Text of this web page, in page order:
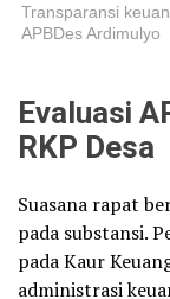
Transparansi
APBDes Ardimulyo
Evaluasi
RKP Desa
Suasana rapat
pada substansi.
pada Kaur
administrasi